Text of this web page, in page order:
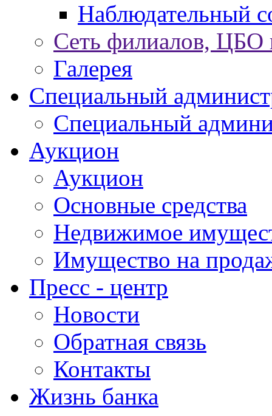
Наблюдательный
Сеть филиалов,
Галерея
Специальный
Специальный
Аукцион
Аукцион
Основные средства
Недвижимое
Имущество на
Пресс - центр
Новости
Обратная связь
Контакты
Жизнь банка